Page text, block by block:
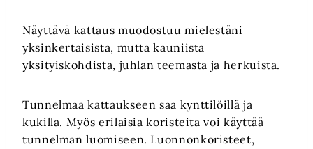
Näyttävä kattaus muodostuu mielestäni
yksinkertaisista, mutta kauniista
yksityiskohdista, juhlan teemasta ja herkuista.
Tunnelmaa kattaukseen saa kynttilöillä ja
kukilla. Myös erilaisia koristeita voi käyttää
tunnelman luomiseen. Luonnonkoristeet,